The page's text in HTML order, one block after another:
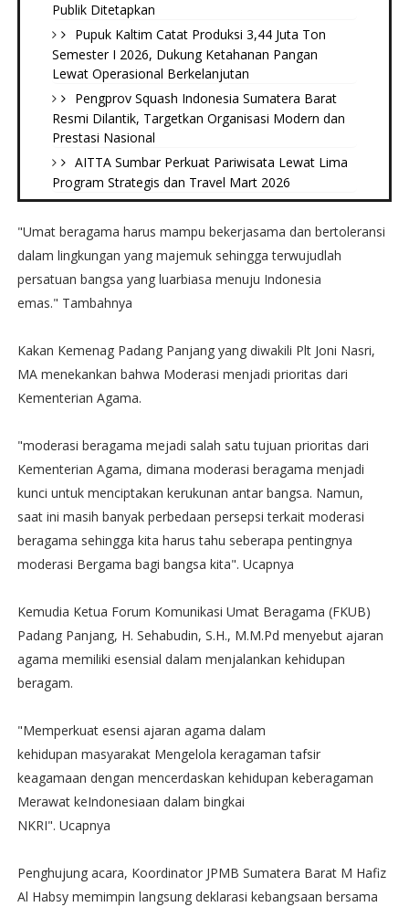
Publik Ditetapkan
Pupuk Kaltim Catat Produksi 3,44 Juta Ton
Semester I 2026, Dukung Ketahanan Pangan
Lewat Operasional Berkelanjutan
Pengprov Squash Indonesia Sumatera Barat
Resmi Dilantik, Targetkan Organisasi Modern dan
Prestasi Nasional
AITTA Sumbar Perkuat Pariwisata Lewat Lima
Program Strategis dan Travel Mart 2026
"Umat beragama harus mampu bekerjasama dan bertoleransi
dalam lingkungan yang majemuk sehingga terwujudlah
persatuan bangsa yang luarbiasa menuju Indonesia
emas." Tambahnya
Kakan Kemenag Padang Panjang yang diwakili Plt Joni Nasri,
MA menekankan bahwa Moderasi menjadi prioritas dari
Kementerian Agama.
"moderasi beragama mejadi salah satu tujuan prioritas dari
Kementerian Agama, dimana moderasi beragama menjadi
kunci untuk menciptakan kerukunan antar bangsa. Namun,
saat ini masih banyak perbedaan persepsi terkait moderasi
beragama sehingga kita harus tahu seberapa pentingnya
moderasi Bergama bagi bangsa kita". Ucapnya
Kemudia Ketua Forum Komunikasi Umat Beragama (FKUB)
Padang Panjang, H. Sehabudin, S.H., M.M.Pd menyebut ajaran
agama memiliki esensial dalam menjalankan kehidupan
beragam.
"Memperkuat esensi ajaran agama dalam
kehidupan masyarakat Mengelola keragaman tafsir
keagamaan dengan mencerdaskan kehidupan keberagaman
Merawat keIndonesiaan dalam bingkai
NKRI". Ucapnya
Penghujung acara, Koordinator JPMB Sumatera Barat M Hafiz
Al Habsy memimpin langsung deklarasi kebangsaan bersama